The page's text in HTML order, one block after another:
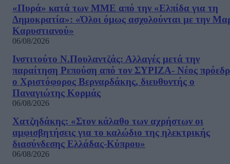
«Πυρά» κατά των ΜΜΕ από την «Ελπίδα για τη
Δημοκρατία»: «Όλοι όμως ασχολούνται με την
Καρυστιανού»
06/08/2026
Ινστιτούτο Ν.Πουλαντζάς: Αλλαγές μετά την
παραίτηση Ρεπούση από τον ΣΥΡΙΖΑ- Νέος
ο Χριστόφορος Βερναρδάκης, διευθυντής ο
Παναγιώτης Κορμάς
06/08/2026
Χατζηδάκης: «Στον κάλαθο των αχρήστων οι
αμφισβητήσεις για το καλώδιο της ηλεκτρικής
διασύνδεσης Ελλάδας-Κύπρου»
06/08/2026